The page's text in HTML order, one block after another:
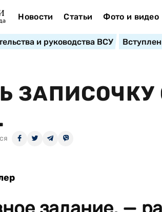
Новости Статьи Фото и видео
и руководства ВСУ